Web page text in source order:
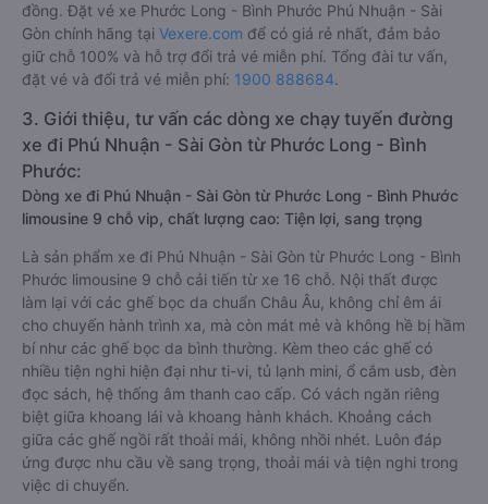
đồng. Đặt vé xe Phước Long - Bình Phước Phú Nhuận - Sài
Gòn chính hãng tại Vexere.com để có giá rẻ nhất, đảm bảo
giữ chỗ 100% và hỗ trợ đổi trả vé miễn phí. Tổng đài tư vấn,
đặt vé và đổi trả vé miễn phí: 1900 888684.
3. Giới thiệu, tư vấn các dòng xe chạy tuyến đường
xe đi Phú Nhuận - Sài Gòn từ Phước Long - Bình
Phước:
Dòng xe đi Phú Nhuận - Sài Gòn từ Phước Long - Bình Phước
limousine 9 chỗ vip, chất lượng cao: Tiện lợi, sang trọng
Là sản phẩm xe đi Phú Nhuận - Sài Gòn từ Phước Long - Bình
Phước limousine 9 chỗ cải tiến từ xe 16 chỗ. Nội thất được
làm lại với các ghế bọc da chuẩn Châu Âu, không chỉ êm ái
cho chuyến hành trình xa, mà còn mát mẻ và không hề bị hầm
bí như các ghế bọc da bình thường. Kèm theo các ghế có
nhiều tiện nghi hiện đại như ti-vi, tủ lạnh mini, ổ cắm usb, đèn
đọc sách, hệ thống âm thanh cao cấp. Có vách ngăn riêng
biệt giữa khoang lái và khoang hành khách. Khoảng cách
giữa các ghế ngồi rất thoải mái, không nhồi nhét. Luôn đáp
ứng được nhu cầu về sang trọng, thoải mái và tiện nghi trong
việc di chuyển.